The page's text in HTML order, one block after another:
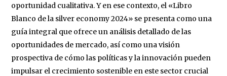
oportunidad cualitativa. Y en ese contexto, el «Libro
Blanco de la silver economy 2024» se presenta como una
guía integral que ofrece un análisis detallado de las
oportunidades de mercado, así como una visión
prospectiva de cómo las políticas y la innovación pueden
impulsar el crecimiento sostenible en este sector crucial